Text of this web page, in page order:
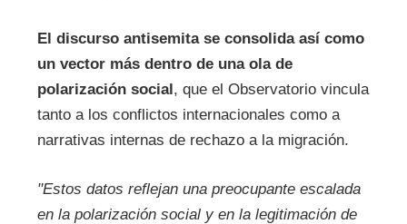
El discurso antisemita se consolida así como
un vector más dentro de una ola de
polarización social , que el Observatorio vincula
tanto a los conflictos internacionales como a
narrativas internas de rechazo a la migración.
"Estos datos reflejan una preocupante escalada
en la polarización social y en la legitimación de